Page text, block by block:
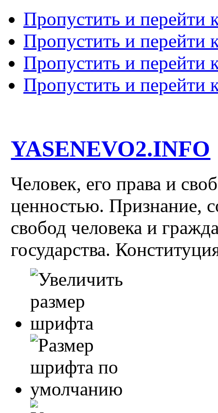
Пропустить и перейти
Пропустить и перейти
Пропустить и перейти
Пропустить и перейти
YASENEVO2.INFO
Человек, его права и
ценностью. Признание,
свобод человека и
государства.